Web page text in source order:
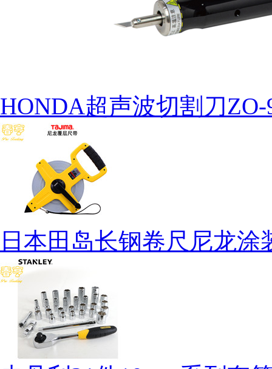
HONDA超声波切割刀ZO-
日本田岛长钢卷尺尼龙涂